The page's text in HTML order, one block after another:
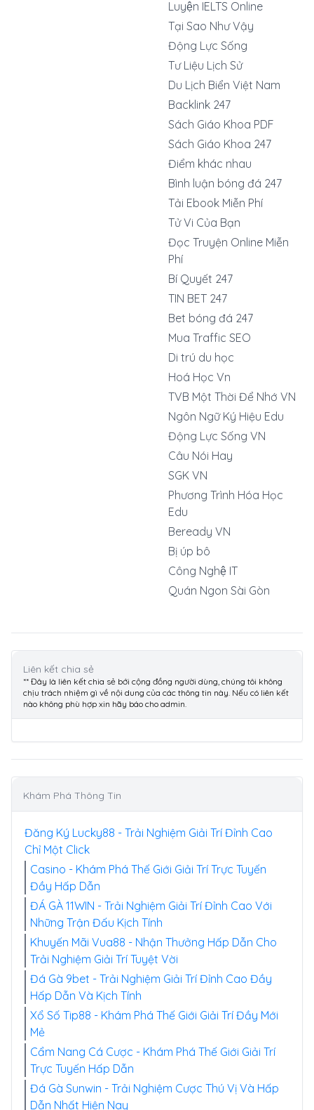
Luyện IELTS Online
Tại Sao Như Vậy
Động Lực Sống
Tư Liệu Lịch Sử
Du Lịch Biển Việt Nam
Backlink 247
Sách Giáo Khoa PDF
Sách Giáo Khoa 247
Điểm khác nhau
Bình luận bóng đá 247
Tải Ebook Miễn Phí
Tử Vi Của Bạn
Đọc Truyện Online Miễn
Phí
Bí Quyết 247
TIN BET 247
Bet bóng đá 247
Mua Traffic SEO
Di trú du học
Hoá Học Vn
TVB Một Thời Để Nhớ VN
Ngôn Ngữ Ký Hiệu Edu
Động Lực Sống VN
Câu Nói Hay
SGK VN
Phương Trình Hóa Học
Edu
Beready VN
Bị úp bô
Công Nghệ IT
Quán Ngon Sài Gòn
Liên kết chia sẻ
** Đây là liên kết chia sẻ bới cộng đồng người dùng, chúng tôi không
chịu trách nhiệm gì về nội dung của các thông tin này. Nếu có liên kết
nào không phù hợp xin hãy báo cho admin.
Khám Phá Thông Tin
Đăng Ký Lucky88 - Trải Nghiệm Giải Trí Đỉnh Cao
Chỉ Một Click
Casino - Khám Phá Thế Giới Giải Trí Trực Tuyến
Đầy Hấp Dẫn
ĐÁ GÀ 11WIN - Trải Nghiệm Giải Trí Đỉnh Cao Với
Những Trận Đấu Kịch Tính
Khuyến Mãi Vua88 - Nhận Thưởng Hấp Dẫn Cho
Trải Nghiệm Giải Trí Tuyệt Vời
Đá Gà 9bet - Trải Nghiệm Giải Trí Đỉnh Cao Đầy
Hấp Dẫn Và Kịch Tính
Xổ Số Tip88 - Khám Phá Thế Giới Giải Trí Đầy Mới
Mẻ
Cẩm Nang Cá Cược - Khám Phá Thế Giới Giải Trí
Trực Tuyến Hấp Dẫn
Đá Gà Sunwin - Trải Nghiệm Cược Thú Vị Và Hấp
Dẫn Nhất Hiện Nay